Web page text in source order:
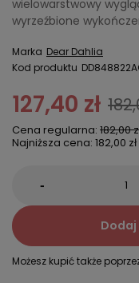
wielowarstwowy
wyrzeźbione
Marka Dear Dahlia
Kod produktu
127,40 zł
Cena regularna: 182,00
Najniższa cena: 182,00 zł
-
Dodaj
Możesz kupić także